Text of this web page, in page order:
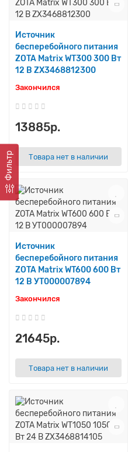
Фильтр
Источник
бесперебойного питания
ZOTA Matrix WT300 300 Вт
12 В ZX3468812300
Закончился
13885р.
Товара нет в наличии
Источник
бесперебойного питания
ZOTA Matrix WT600 600 Вт
12 В УТ000007894
Закончился
21645р.
Товара нет в наличии